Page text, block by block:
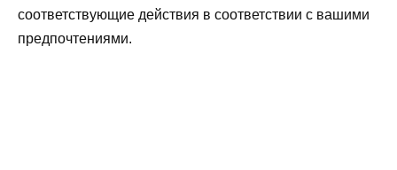
соответствующие действия в соответствии с вашими
предпочтениями.